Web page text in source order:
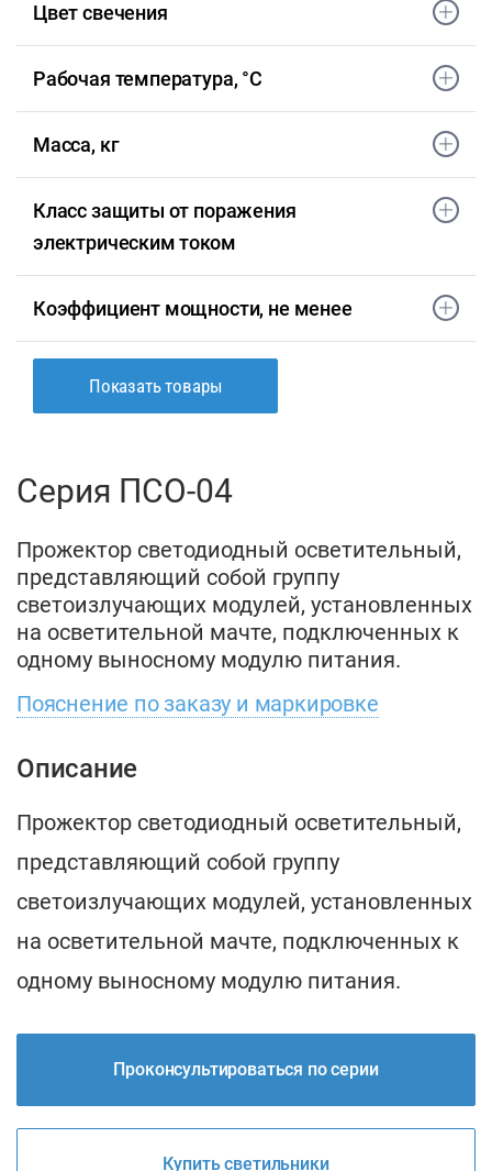
Цвет свечения
Рабочая температура, °С
Масса, кг
Класс защиты от поражения
электрическим током
Коэффициент мощности, не менее
Показать товары
Серия ПСО-04
Прожектор светодиодный осветительный,
представляющий собой группу
светоизлучающих модулей, установленных
на осветительной мачте, подключенных к
одному выносному модулю питания.
Пояснение по заказу и маркировке
Описание
Прожектор светодиодный осветительный,
представляющий собой группу
светоизлучающих модулей, установленных
на осветительной мачте, подключенных к
одному выносному модулю питания.
Проконсультироваться по серии
Купить светильники